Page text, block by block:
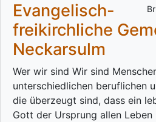
Evangelisch-
freikirchliche
Neckarsulm
Wer wir sind Wir sind
unterschiedlichen beruflichen
die überzeugt sind, dass ein
Gott der Ursprung allen